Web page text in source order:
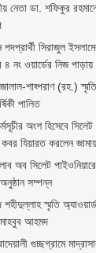
নেতা ডা. শফিকুর
পদপ্রার্থী সিরাজুল
৪ নং ওয়ার্ডের নিজ
শাহ্পরাণ (রহ.)
পালিত
অংশ হিসেবে
যিয়ারত করলেন
অব সিলেট
সম্পন্ন
শহীদুল্লাহ স্মৃতি
মাহবুব আহমদ
গুচ্ছগ্রামে